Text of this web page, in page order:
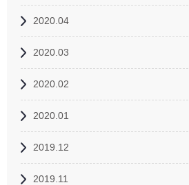
2020.04
2020.03
2020.02
2020.01
2019.12
2019.11